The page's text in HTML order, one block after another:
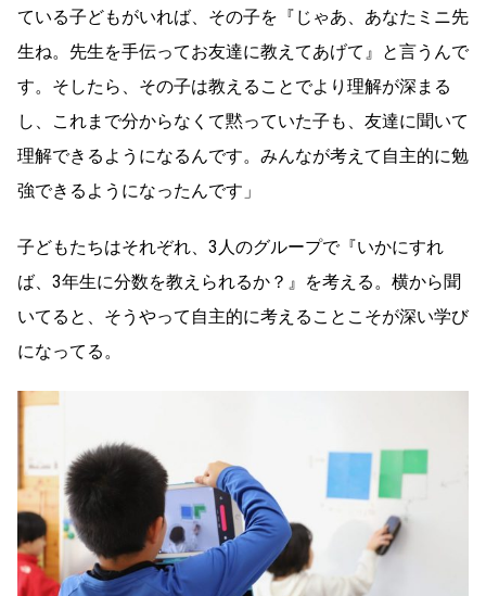
ている子どもがいれば、その子を『じゃあ、あなたミニ先
生ね。先生を手伝ってお友達に教えてあげて』と言うんで
す。そしたら、その子は教えることでより理解が深まる
し、これまで分からなくて黙っていた子も、友達に聞いて
理解できるようになるんです。みんなが考えて自主的に勉
強できるようになったんです」
子どもたちはそれぞれ、3人のグループで『いかにすれ
ば、3年生に分数を教えられるか？』を考える。横から聞
いてると、そうやって自主的に考えることこそが深い学び
になってる。